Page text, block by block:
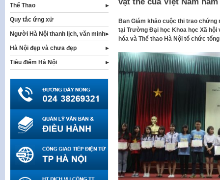
Ban Giám khảo cuộc thi trao
tại Trường Đại học Khoa học Xã hội
hóa và Thể thao Hà Nội tổ chức
Thể Thao
Quy tắc ứng xử
Người Hà Nội thanh lịch, văn minh
Hà Nội đẹp và chưa đẹp
Tiêu điểm Hà Nội